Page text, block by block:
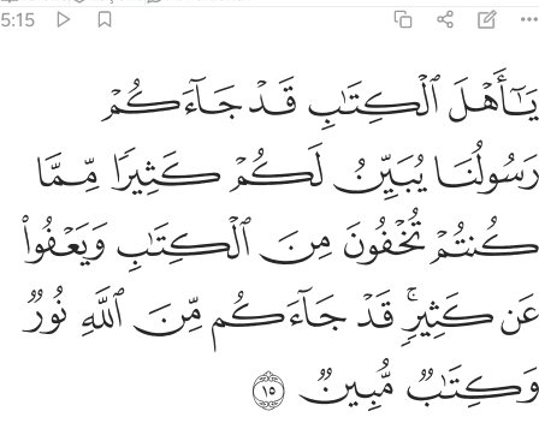
5:15
يا اهل الكتاب قد جاءكم رسولنا يبين لكم كثيرا مما كنتم تخفون من
يَـٰٓأَهْلَ ٱلْكِتَـٰبِ قَدْ جَآءَكُمْ رَسُولُنَا يُبَيِّنُ لَكُمْ كَثِيرًۭا مِّمَّا كُنتُمْ
ﱜﱝﱞﱟ
ﱠﱡﱢﱣﱤ
ﱥﱦﱧﱨﱩ
ﱪﱫﱬﱭﱮﱯﱰ ﱱ
ﱲﱳ ﱴ